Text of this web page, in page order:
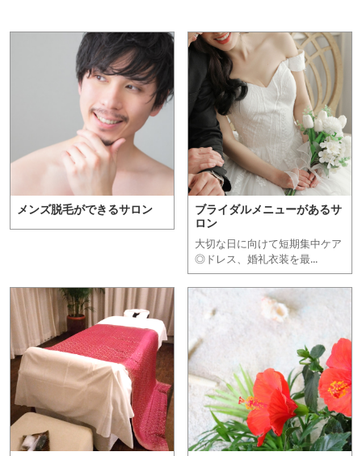
メンズ脱毛ができるサロン
ブライダルメニューがあるサ
ロン
大切な日に向けて短期集中ケア
◎ドレス、婚礼衣装を最...